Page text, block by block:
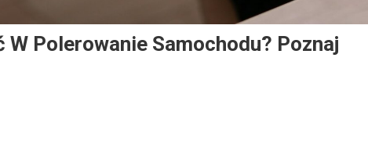
Polerowanie Samochodu? Poznaj